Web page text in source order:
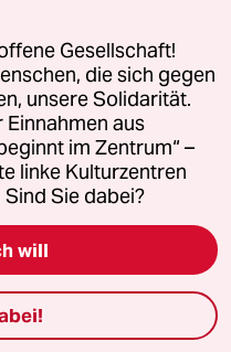
GmbH
oder für Genehmigungen
Richtlinien
Impressum AGB
(Ads)
Gesellschaft!
die sich gegen
unsere Solidarität.
aus
im Zentrum“ –
linke Kulturzentren
Sie dabei?
will